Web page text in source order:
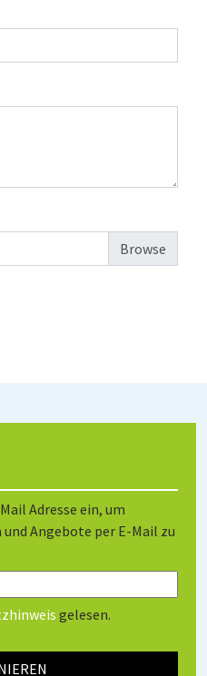
Adresse ein, um
Angebote per E-Mail zu
gelesen.